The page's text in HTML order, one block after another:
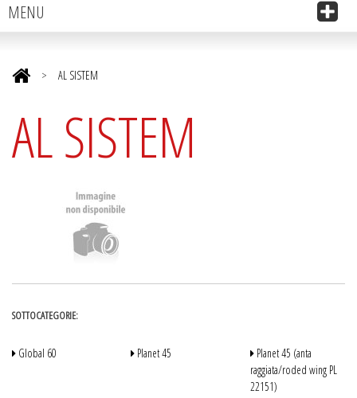
MENU
> AL SISTEM
AL SISTEM
SOTTOCATEGORIE:
Global 60 Planet 45
Planet 45 (anta
raggiata/roded wing PL
22151)